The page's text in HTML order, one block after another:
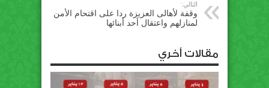
التالي:
وقفة لأهالى العزيزة ردا على اقتحام الأمن
لمنازلهم واعتقال أحد أبنائها
مقالات أخري